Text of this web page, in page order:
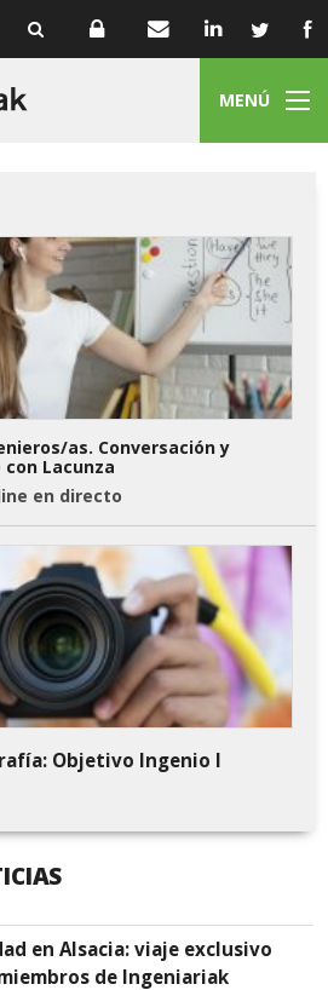
MENÚ
as. Conversación y
Lacunza
en directo
Objetivo Ingenio I
en Alsacia: viaje exclusivo
de Ingeniariak